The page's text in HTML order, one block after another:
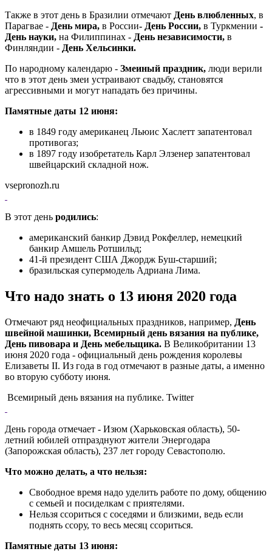
Также в этот день в Бразилии отмечают День влюбленных, в
Парагвае - День мира, в России- День России, в Туркмении -
День науки, на Филиппинах - День независимости, в
Финляндии - День Хельсинки.
По народному календарю - Змеиный праздник, люди верили
что в этот день змеи устраивают свадьбу, становятся
агрессивными и могут нападать без причины.
Памятные даты 12 июня:
в 1849 году американец Льюис Хаслетт запатентовал
противогаз;
в 1897 году изобретатель Карл Элзенер запатентовал
швейцарский складной нож.
vsepronozh.ru
В этот день родились:
американский банкир Дэвид Рокфеллер, немецкий
банкир Амшель Ротшильд;
41-й президент США Джордж Буш-старший;
бразильская супермодель Адриана Лима.
Что надо знать о 13 июня 2020 года
Отмечают ряд неофициальных праздников, например, День
швейной машинки, Всемирный день вязания на публике,
День пивовара и День мебельщика. В Великобритании 13
июня 2020 года - официальный день рождения королевы
Елизаветы ІІ. Из года в год отмечают в разные даты, а именно
во вторую субботу июня.
Всемирный день вязания на публике. Twitter
День города отмечает - Изюм (Харьковская область), 50-
летний юбилей отпразднуют жители Энергодара
(Запорожская область), 237 лет городу Севастополю.
Что можно делать, а что нельзя:
Свободное время надо уделить работе по дому, общению
с семьей и посиделкам с приятелями.
Нельзя ссориться с соседями и близкими, ведь если
поднять ссору, то весь месяц ссориться.
Памятные даты 13 июня: